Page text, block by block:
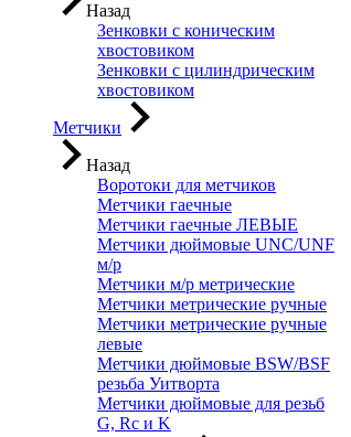
Назад
Зенковки с коническим
хвостовиком
Зенковки с цилиндрическим
хвостовиком
Метчики
Назад
Воротоки для метчиков
Метчики гаечные
Метчики гаечные ЛЕВЫЕ
Метчики дюймовые UNC/UNF
м/р
Метчики м/р метрические
Метчики метрические ручные
Метчики метрические ручные
левые
Метчики дюймовые BSW/BSF
резьба Уитворта
Метчики дюймовые для резьб
G, Rc и K